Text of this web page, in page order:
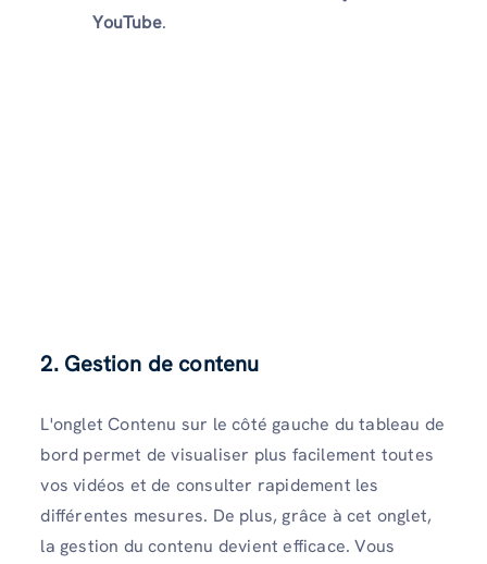
YouTube.
2. Gestion de contenu
L'onglet Contenu sur le côté gauche du tableau de
bord permet de visualiser plus facilement toutes
vos vidéos et de consulter rapidement les
différentes mesures. De plus, grâce à cet onglet,
la gestion du contenu devient efficace. Vous